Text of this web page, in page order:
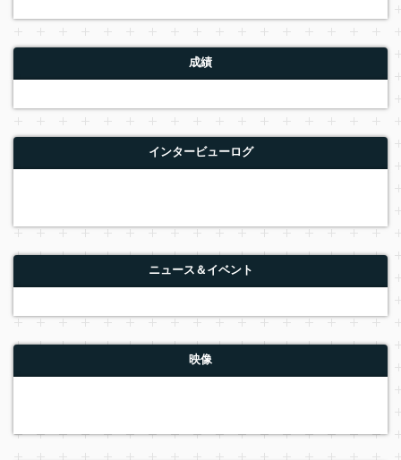
成績
インタービューログ
ニュース＆イベント
映像